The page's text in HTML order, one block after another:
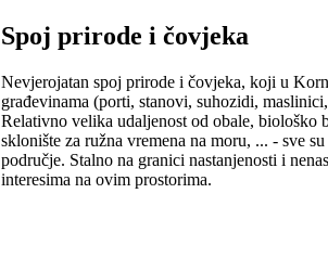
Spoj prirode i čovjeka
Nevjerojatan spoj prirode i čovjeka, koji u
građevinama (porti, stanovi, suhozidi,
Relativno velika udaljenost od obale, biološko
sklonište za ružna vremena na moru, ... - sve
područje. Stalno na granici nastanjenosti i
interesima na ovim prostorima.